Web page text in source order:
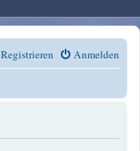
Anmelden
Registrieren